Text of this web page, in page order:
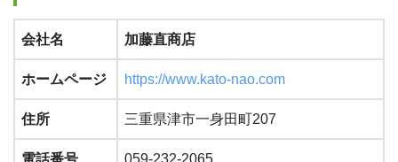
会社名 加藤直商店
ホームページ https://www.kato-nao.com
住所 三重県津市一身田町207
電話番号 059-232-2065